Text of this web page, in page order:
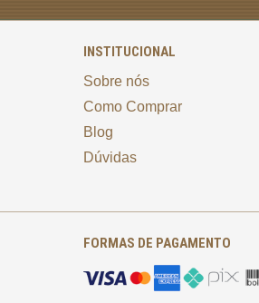
INSTITUCIONAL
Sobre nós
Como Comprar
Blog
Dúvidas
FORMAS DE PAGAMENTO